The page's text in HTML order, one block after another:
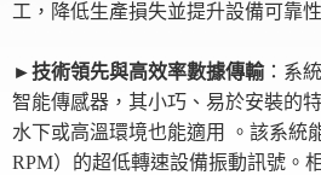
工，降低生產損失並提升設備可靠性
►技術領先與高效率數據傳輸：系
智能傳感器，其小巧、易於安裝的
水下或高溫環境也能適用
。該系統
RPM）的超低轉速設備振動訊號 。